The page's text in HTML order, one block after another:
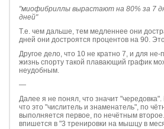
"миофибриллы вырастают на 80% за 7
дней"
Т.е. чем дальше, тем медленнее они
дней они достроятся процентов на 90.
Другое дело, что 10 не кратно 7, и для не-
жизнь спорту такой плавающий график
неудобным.
—
Далее я не понял, что значит
что это "числитель и знаменатель", по
выполняется первое, по нечётным
впишется в "3 тренировки на мышцу в